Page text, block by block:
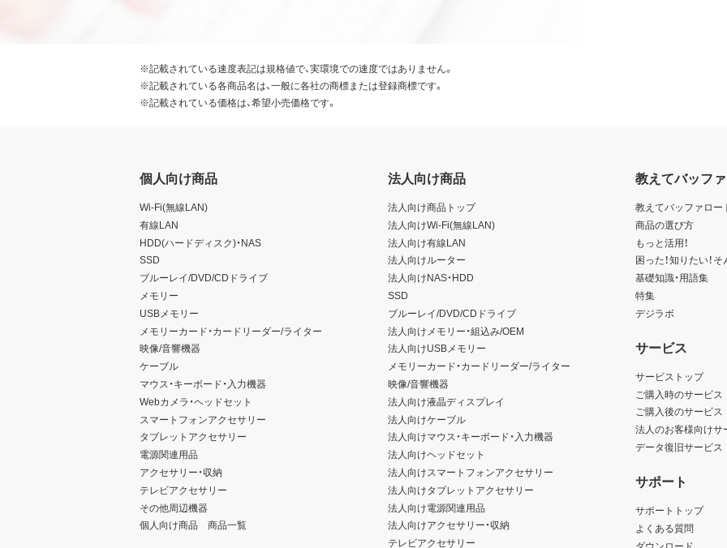
※記載されている速度表記は規格値で、実環境での速度ではありません。
※記載されている各商品名は、一般に各社の商標または登録商標です。
※記載されている価格は、希望小売価格です。
個人向け商品
Wi-Fi(無線LAN)
有線LAN
HDD(ハードディスク)・NAS
SSD
ブルーレイ/DVD/CDドライブ
メモリー
USBメモリー
メモリーカード・カードリーダー/ライター
映像/音響機器
ケーブル
マウス・キーボード・入力機器
Webカメラ・ヘッドセット
スマートフォンアクセサリー
タブレットアクセサリー
電源関連用品
アクセサリー・収納
テレビアクセサリー
その他周辺機器
個人向け商品 商品一覧
法人向け商品
法人向け商品トップ
法人向けWi-Fi(無線LAN)
法人向け有線LAN
法人向けルーター
法人向けNAS・HDD
SSD
ブルーレイ/DVD/CDドライブ
法人向けメモリー・組込み/OEM
法人向けUSBメモリー
メモリーカード・カードリーダー/ライター
映像/音響機器
法人向け液晶ディスプレイ
法人向けケーブル
法人向けマウス・キーボード・入力機器
法人向けヘッドセット
法人向けスマートフォンアクセサリー
法人向けタブレットアクセサリー
法人向け電源関連用品
法人向けアクセサリー・収納
テレビアクセサリー
教えてバッフ
教えてバッファロー
商品の選び方
もっと活用！
困った！知りたい！
基礎知識・用語集
特集
デジラボ
サービス
サービストップ
ご購入時のサービス
ご購入後のサービス
法人のお客様向けサ
データ復旧サービス
サポート
サポートトップ
よくある質問